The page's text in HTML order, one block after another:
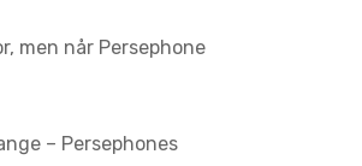
men når Persephone
– Persephones